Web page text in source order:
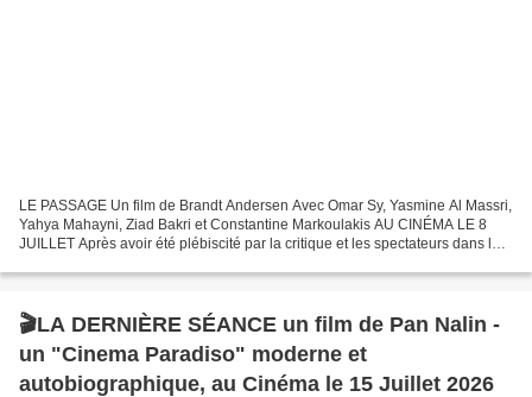
LE PASSAGE Un film de Brandt Andersen Avec Omar Sy, Yasmine Al Massri,
Yahya Mahayni, Ziad Bakri et Constantine Markoulakis AU CINÉMA LE 8
JUILLET Après avoir été plébiscité par la critique et les spectateurs dans les
🎬LA DERNIÈRE SÉANCE un film de Pan Nalin -
un "Cinema Paradiso" moderne et
autobiographique, au Cinéma le 15 Juillet 2026